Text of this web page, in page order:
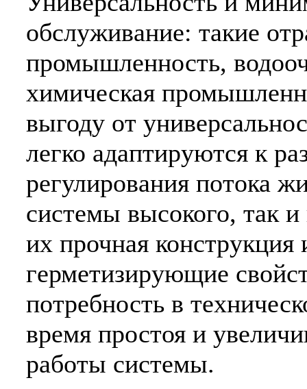
обслуживание: такие
промышленность,
химическая
выгоду от
легко адаптируются к
регулирования потока
системы высокого, так
их прочная конструкция
герметизирующие
потребность в
время простоя и
работы системы.